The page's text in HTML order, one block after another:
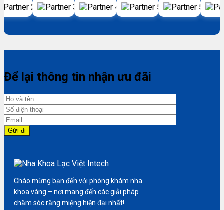
Để lại thông tin nhận ưu đãi
Chào mừng bạn đến với phòng khám nha
khoa vàng – nơi mang đến các giải pháp
chăm sóc răng miệng hiện đại nhất!